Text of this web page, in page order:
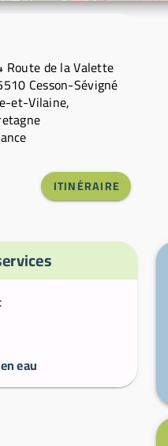
Route de la Valette
Cesson-Sévigné
et-Vilaine,
ITINÉRAIRE
eau